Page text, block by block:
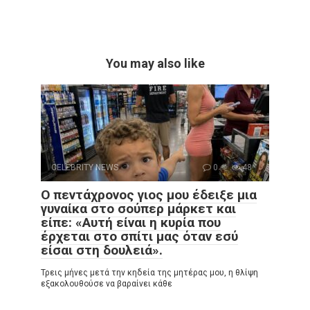
You may also like
CELEBRITY NEWS 0 48
Ο πεντάχρονος γιος μου έδειξε μια
γυναίκα στο σούπερ μάρκετ και
είπε: «Αυτή είναι η κυρία που
έρχεται στο σπίτι μας όταν εσύ
είσαι στη δουλειά».
Τρεις μήνες μετά την κηδεία της μητέρας μου, η θλίψη
εξακολουθούσε να βαραίνει κάθε